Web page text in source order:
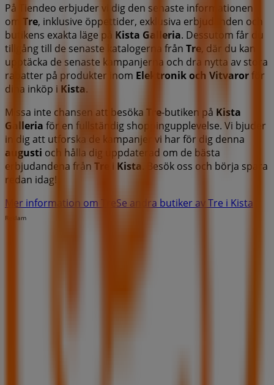
På Tiendeo erbjuder vi dig den senaste informationen
om Tre, inklusive öppettider, exklusiva erbjudanden och
butikens exakta läge på Kista Galleria. Dessutom får du
tillgång till de senaste katalogerna från Tre, där du kan
upptäcka de senaste kampanjerna och dra nytta av stora
rabatter på produkter inom Elektronik och Vitvarorför
dina inköp i Kista.
Missa inte chansen att besöka Tre-butiken på Kista
Galleria för en fullständig shoppingupplevelse. Vi bjuder
in dig att utforska de kampanjer vi har för dig denna
augusti och hålla dig uppdaterad om de bästa
erbjudandena från Tre Kista . Besök oss och börja spara
redan idag!
Mer information om TreSe andra butiker av Tre i Kista
Reklam